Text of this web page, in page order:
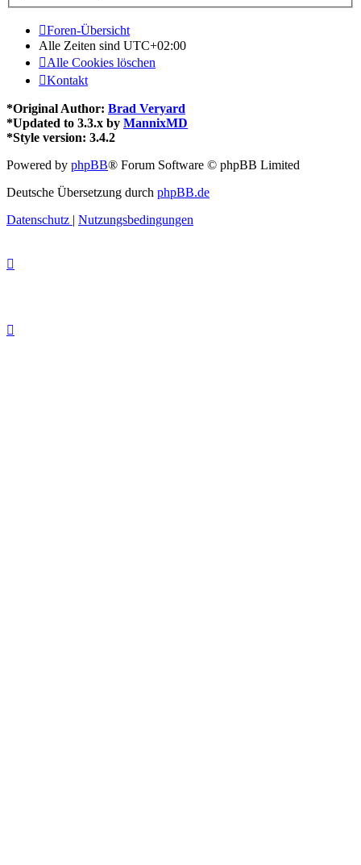
Foren-Übersicht
Alle Zeiten sind UTC+02:00
Alle Cookies löschen
Kontakt
*Original Author: Brad Veryard
*Updated to 3.3.x by MannixMD
*Style version: 3.4.2
Powered by phpBB® Forum Software © phpBB Limited
Deutsche Übersetzung durch phpBB.de
Datenschutz
Nutzungsbedingungen